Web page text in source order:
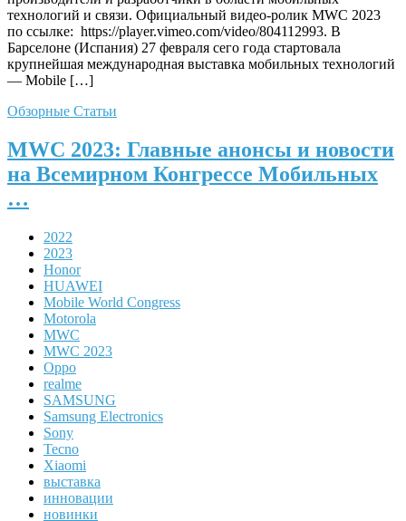
технологий и связи. Официальный видео-ролик MWC 2023
по ссылке: https://player.vimeo.com/video/804112993. В
Барселоне (Испания) 27 февраля сего года стартовала
крупнейшая международная выставка мобильных технологий
— Mobile […]
Обзорные Статьи
MWC 2023: Главные анонсы и новости
на Всемирном Конгрессе Мобильных
…
2022
2023
Honor
HUAWEI
Mobile World Congress
Motorola
MWC
MWC 2023
Oppo
realme
SAMSUNG
Samsung Electronics
Sony
Tecno
Xiaomi
выставка
инновации
новинки